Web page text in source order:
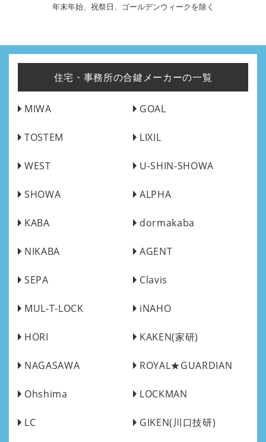
年末年始、祝祭日、ゴールデンウィークを除く
住宅・事務所の合鍵メーカーの一覧
MIWA GOAL
TOSTEM LIXIL
WEST U-SHIN-SHOWA
SHOWA ALPHA
KABA dormakaba
NIKABA AGENT
SEPA Clavis
MUL-T-LOCK iNAHO
HORI KAKEN(家研)
NAGASAWA ROYAL★GUARDIAN
Ohshima LOCKMAN
LC GIKEN(川口技研)